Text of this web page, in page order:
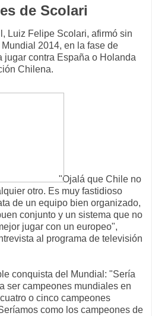
de Scolari
Luiz Felipe Scolari, afirmó sin
2014, en la fase de
jugar contra España o Holanda
Chilena.
"Ojalá que Chile no
otro. Es muy fastidioso
de un equipo bien organizado,
conjunto y un sistema que no
jugar con un europeo",
al programa de televisión
conquista del Mundial: "Sería
ser campeones mundiales en
o cinco campeones
como los campeones de